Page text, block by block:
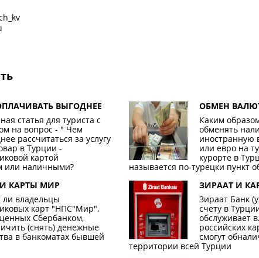
ВЫГОДНЕЕ
статья для туриста с
на вопрос - " Чем
рассчитаться за услугу
в Турции -
картой
или наличными?
ОБМЕН
Каким
обменять
иностранную
или евро на
курорте в
называется по-турецки пункт
КАРТЫ МИР
ли владельцы
карт "НПС"Мир",
Сбербанком,
(снять) денежные
в банкоматах бывшей
ЗИРААТ И
Зираат Банк
счету в
обслуживает
российских
смогут
территории всей Турции